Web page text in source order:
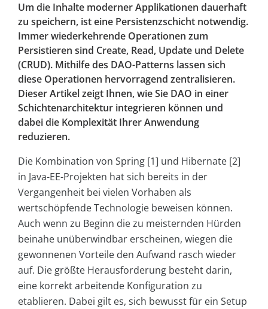
Um die Inhalte moderner Applikationen dauerhaft
zu speichern, ist eine Persistenzschicht notwendig.
Immer wiederkehrende Operationen zum
Persistieren sind Create, Read, Update und Delete
(CRUD). Mithilfe des DAO-Patterns lassen sich
diese Operationen hervorragend zentralisieren.
Dieser Artikel zeigt Ihnen, wie Sie DAO in einer
Schichtenarchitektur integrieren können und
dabei die Komplexität Ihrer Anwendung
reduzieren.
Die Kombination von Spring [1] und Hibernate [2]
in Java-EE-Projekten hat sich bereits in der
Vergangenheit bei vielen Vorhaben als
wertschöpfende Technologie beweisen können.
Auch wenn zu Beginn die zu meisternden Hürden
beinahe unüberwindbar erscheinen, wiegen die
gewonnenen Vorteile den Aufwand rasch wieder
auf. Die größte Herausforderung besteht darin,
eine korrekt arbeitende Konfiguration zu
etablieren. Dabei gilt es, sich bewusst für ein Setup